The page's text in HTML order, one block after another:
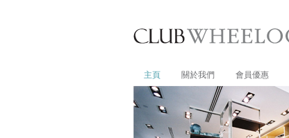
主頁 關於我們 會員優惠